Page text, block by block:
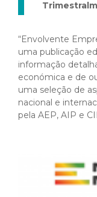
“Envolvente
uma publicação
informação
económica e de
uma seleção de
nacional e
pela AEP, AIP e